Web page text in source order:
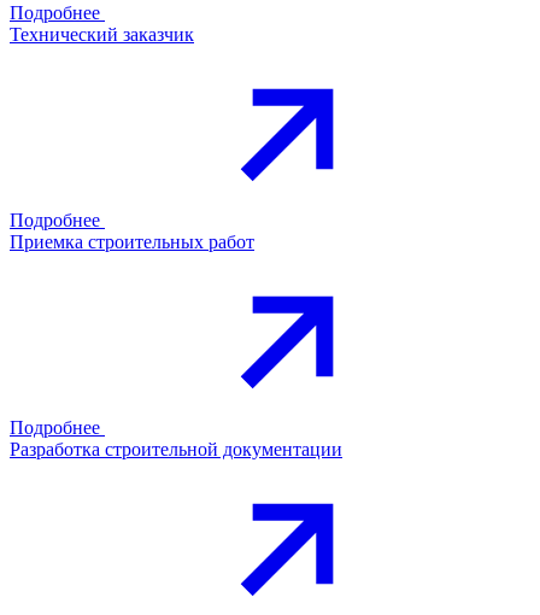
Подробнее
Технический заказчик
Подробнее
Приемка строительных работ
Подробнее
Разработка строительной документации